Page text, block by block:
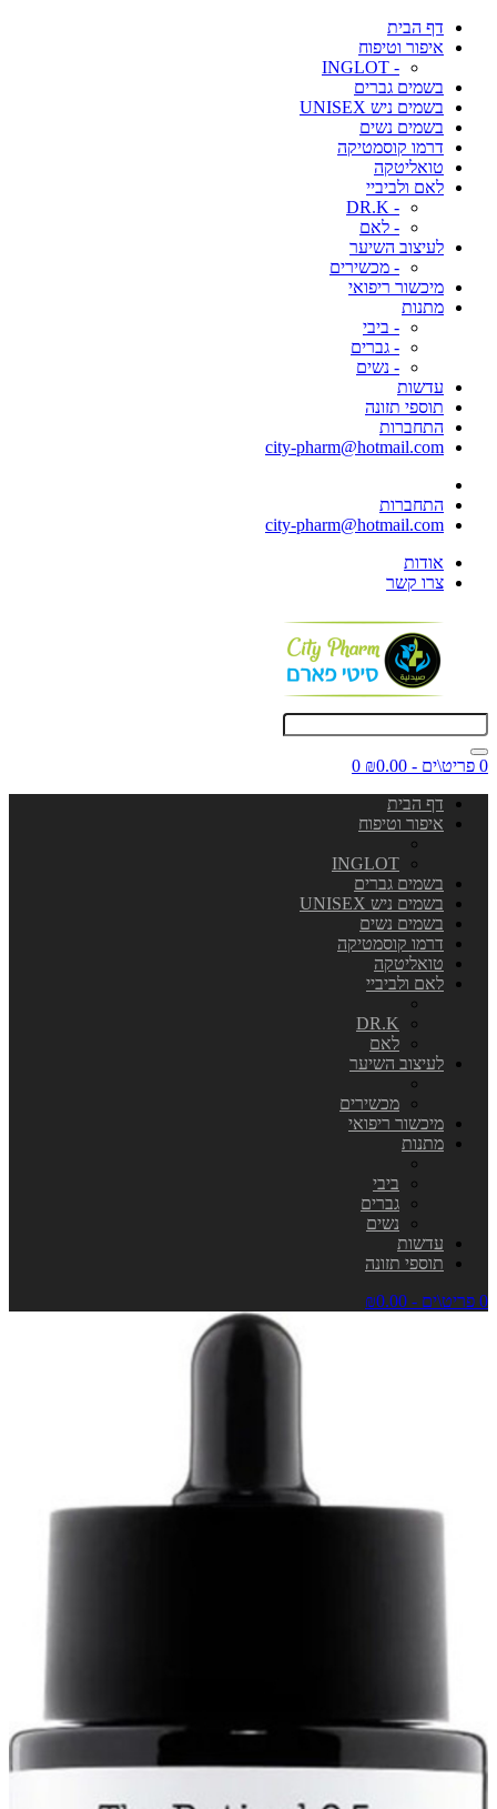
דף הבית
איפור וטיפוח
- INGLOT
בשמים גברים
בשמים ניש UNISEX
בשמים נשים
דרמו קוסמטיקה
טואליטקה
לאם ולביביי
- DR.K
- לאם
לעיצוב השיער
- מכשירים
מיכשור ריפואי
מתנות
- ביבי
- גברים
- נשים
עדשות
תוספי תזונה
התחברות
city-pharm@hotmail.com
התחברות
city-pharm@hotmail.com
אודות
צרו קשר
0 פריט\ים - ₪0.00
0
דף הבית
איפור וטיפוח
INGLOT
בשמים גברים
בשמים ניש UNISEX
בשמים נשים
דרמו קוסמטיקה
טואליטקה
לאם ולביביי
DR.K
לאם
לעיצוב השיער
מכשירים
מיכשור ריפואי
מתנות
ביבי
גברים
נשים
עדשות
תוספי תזונה
0 פריט\ים - ₪0.00